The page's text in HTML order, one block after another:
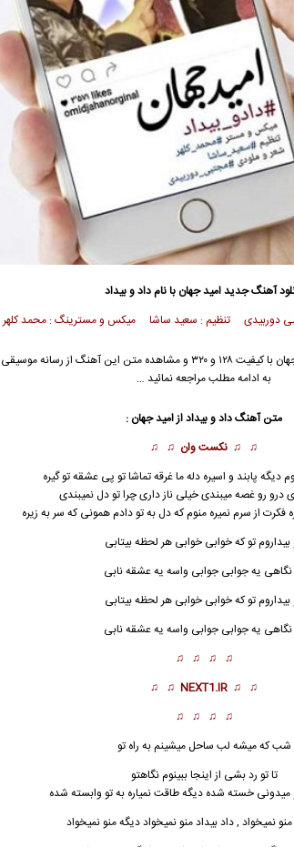
آهنگ جدیدامید جهان با نام داد و بیداد
دوربیدی تنظیم : سعید ساشا میکس و مسترینگ : محمد کلهر
با کیفیت ۱۲۸ و ۳۲۰ و مشاهده متن این آهنگ از رسانه
به ادامه مطلب مراجعه نمائید …
متن آهنگ داد و بیداد ازامید جهان :
♫ ♫ نکست وان ♫ ♫
دیگه پابند و اسیره دله ما غرقه تماشا تو پی عشقه تو گیره
رو غصه میبندی خیلی ناز داری چرا تو دل نمیبندی
فکرت از سرم نمیره منوم که دل به تو دادم همونی که سر به زیره
بیداروم تو که خوابی خوابی هر لحظه بیتابی
نگاهی یه جوابی جوابی واسه یه عشقه نابی
بیداروم تو که خوابی خوابی هر لحظه بیتابی
نگاهی یه جوابی جوابی واسه یه عشقه نابی
♫ ♫ ♫ ♫
♫ ♫
NEXT1.IR
♫ ♫
♫ ♫ ♫ ♫
شب که میشه لب ساحل میشینم به راه تو
تا تو رد بشی از اینجا ببینوم نگاهتو
میدونی خسته شده دیگه طاقت نمیاره به تو وابسته شده
نمیخواد , داد بیداد منو نمیخواد دیگه منو نمیخواد